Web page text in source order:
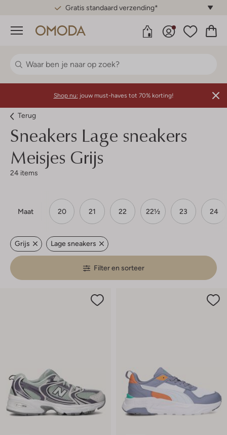
Gratis standaard verzending*
Menu
Shop nu: jouw must-haves tot 70% korting!
Terug
Sneakers Lage sneakers
Meisjes Grijs
24 items
Maat 20 21 22 22½ 23 24
Grijs Lage sneakers
Filter en sorteer